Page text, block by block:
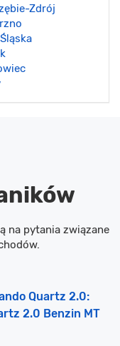
Zdrój
na pytania związane
Quartz 2.0:
2.0 Benzin MT